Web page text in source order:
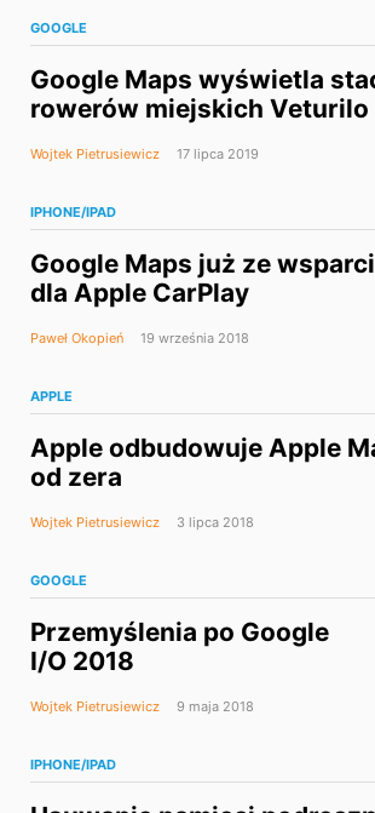
GOOGLE
Google Maps wyświetla
rowerów miejskich Veturilo
Wojtek Pietrusiewicz 17 lipca 2019
IPHONE/IPAD
Google Maps już ze
dla Apple CarPlay
Paweł Okopień 19 września 2018
APPLE
Apple odbudowuje Apple
od zera
Wojtek Pietrusiewicz 3 lipca 2018
GOOGLE
Przemyślenia po Google
I/O 2018
Wojtek Pietrusiewicz 9 maja 2018
IPHONE/IPAD